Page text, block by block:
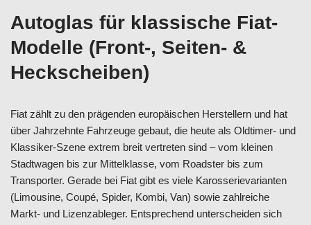
Autoglas für klassische Fiat-
Modelle (Front-, Seiten- &
Heckscheiben)
Fiat zählt zu den prägenden europäischen Herstellern und hat
über Jahrzehnte Fahrzeuge gebaut, die heute als Oldtimer- und
Klassiker-Szene extrem breit vertreten sind – vom kleinen
Stadtwagen bis zur Mittelklasse, vom Roadster bis zum
Transporter. Gerade bei Fiat gibt es viele Karosserievarianten
(Limousine, Coupé, Spider, Kombi, Van) sowie zahlreiche
Markt- und Lizenzableger. Entsprechend unterscheiden sich